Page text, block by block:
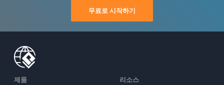
무료로 시작하기
제품 리소스